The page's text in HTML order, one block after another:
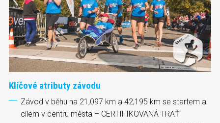
Klíčové atributy závodu
Závod v běhu na 21,097 km a 42,195 km se startem a
cílem v centru města – CERTIFIKOVANÁ TRAŤ